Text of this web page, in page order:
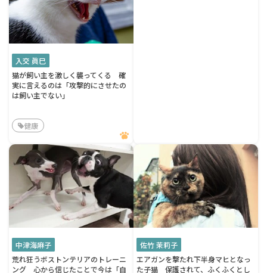
入交 眞巳
猫が飼い主を激しく襲ってくる 確
実に言えるのは「攻撃的にさせたの
は飼い主でない」
健康
中津海麻子
荒れ狂うボストンテリアのトレーニ
ング 心から信じたことで今は「自
佐竹 茉莉子
エアガンを撃たれ下半身マヒとなっ
た子猫 保護されて、ふくふくとし